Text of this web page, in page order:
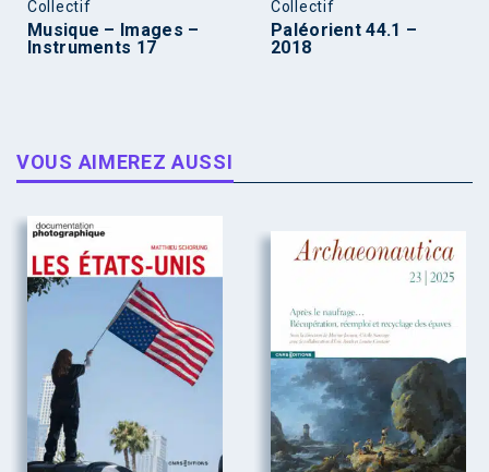
Collectif
Musique – Images –
Instruments 17
Collectif
Paléorient 44.1 –
2018
VOUS AIMEREZ AUSSI